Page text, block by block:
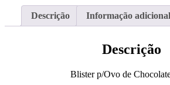
Descrição Informação adicional
Descrição
Blister p/Ovo de